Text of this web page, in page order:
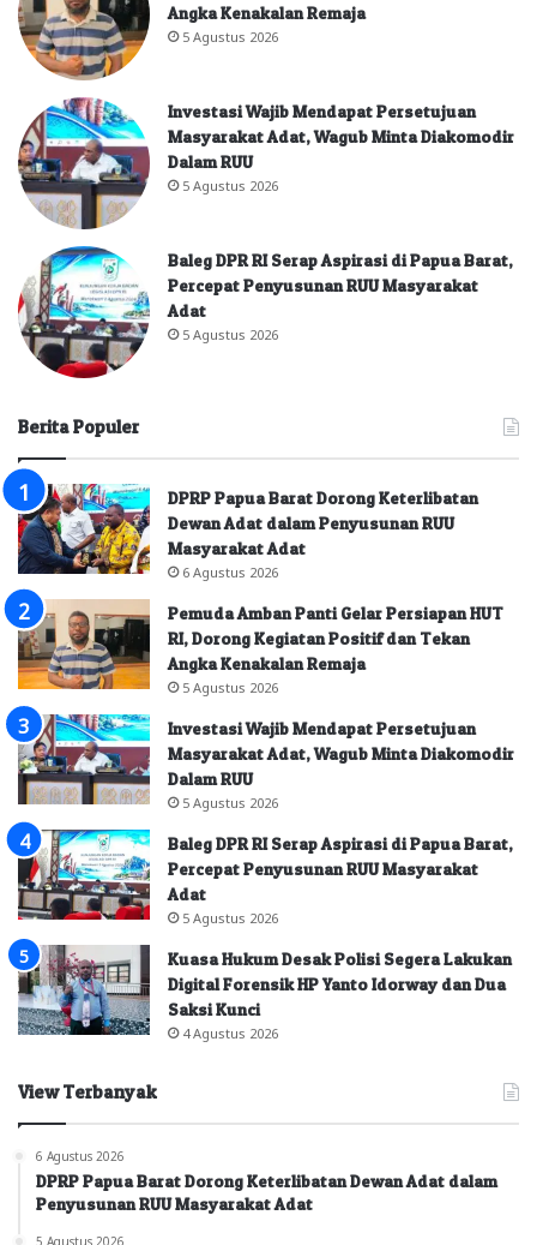
Angka Kenakalan Remaja
5 Agustus 2026
Investasi Wajib Mendapat Persetujuan
Masyarakat Adat, Wagub Minta Diakomodir
Dalam RUU
5 Agustus 2026
Baleg DPR RI Serap Aspirasi di Papua Barat,
Percepat Penyusunan RUU Masyarakat
Adat
5 Agustus 2026
Berita Populer
DPRP Papua Barat Dorong Keterlibatan
Dewan Adat dalam Penyusunan RUU
Masyarakat Adat
6 Agustus 2026
Pemuda Amban Panti Gelar Persiapan HUT
RI, Dorong Kegiatan Positif dan Tekan
Angka Kenakalan Remaja
5 Agustus 2026
Investasi Wajib Mendapat Persetujuan
Masyarakat Adat, Wagub Minta Diakomodir
Dalam RUU
5 Agustus 2026
Baleg DPR RI Serap Aspirasi di Papua Barat,
Percepat Penyusunan RUU Masyarakat
Adat
5 Agustus 2026
Kuasa Hukum Desak Polisi Segera Lakukan
Digital Forensik HP Yanto Idorway dan Dua
Saksi Kunci
4 Agustus 2026
View Terbanyak
6 Agustus 2026
DPRP Papua Barat Dorong Keterlibatan Dewan Adat dalam
Penyusunan RUU Masyarakat Adat
5 Agustus 2026